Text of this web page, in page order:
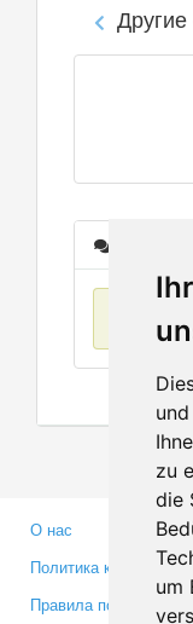
zu
die
um
О нас
Политика
Правила пользования